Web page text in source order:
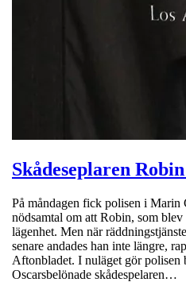
Skådeseplaren
På måndagen fick polisen i
nödsamtal om att Robin, som
lägenhet. Men när
senare andades han inte längre,
Aftonbladet. I nuläget gör polisen
Oscarsbelönade skådespelaren…